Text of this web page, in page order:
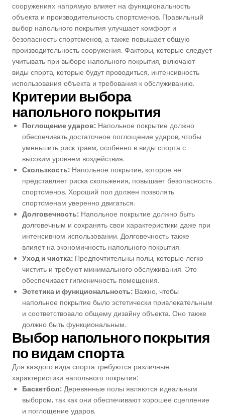
сооружениях напрямую влияет на функциональность
объекта и производительность спортсменов. Правильный
выбор напольного покрытия улучшает комфорт и
безопасность спортсменов, а также повышает общую
производительность сооружения. Факторы, которые следует
учитывать при выборе напольного покрытия, включают
виды спорта, которые будут проводиться, интенсивность
использования объекта и требования к обслуживанию.
Критерии выбора
напольного покрытия
Поглощение ударов: Напольное покрытие должно
обеспечивать достаточное поглощение ударов, чтобы
уменьшить риск травм, особенно в виды спорта с
высоким уровнем воздействия.
Скользкость: Напольное покрытие, которое не
представляет риска скольжения, повышает безопасность
спортсменов. Хороший пол должен позволять
спортсменам уверенно двигаться.
Долговечность: Напольное покрытие должно быть
долговечным и сохранять свои характеристики даже при
интенсивном использовании. Долговечность также
влияет на экономичность напольного покрытия.
Уход и чистка: Предпочтительны полы, которые легко
чистить и требуют минимального обслуживания. Это
обеспечивает гигиеничность помещения.
Эстетика и функциональность: Важно, чтобы
напольное покрытие было эстетически привлекательным
и соответствовало общему дизайну объекта. Оно также
должно быть функциональным.
Выбор напольного покрытия
по видам спорта
Для каждого вида спорта требуются различные
характеристики напольного покрытия:
Баскетбол: Деревянные полы являются идеальным
выбором, так как они обеспечивают хорошее сцепление
и поглощение ударов.